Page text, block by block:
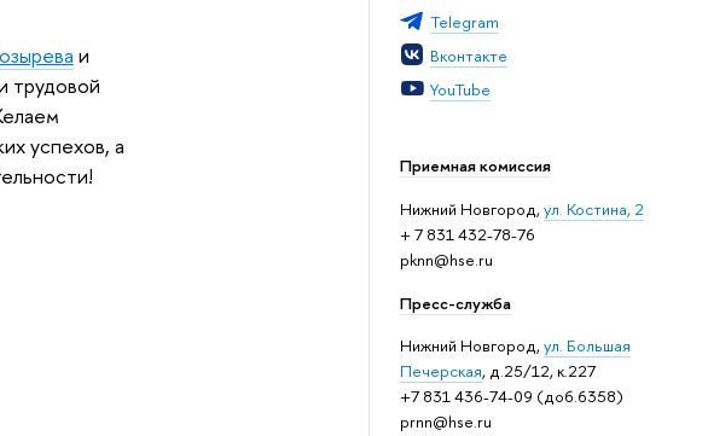
Telegram
Вконтакте
YouTube
Приемная комиссия
Нижний Новгород,ул. Костина, 2
+ 7 831 432-78-76
pknn@hse.ru
Пресс-служба
Нижний Новгород,ул. Большая
Печерская, д.25/12, к.227
+7 831 436-74-09 (доб.6358)
prnn@hse.ru
и
трудовой
успехов, а